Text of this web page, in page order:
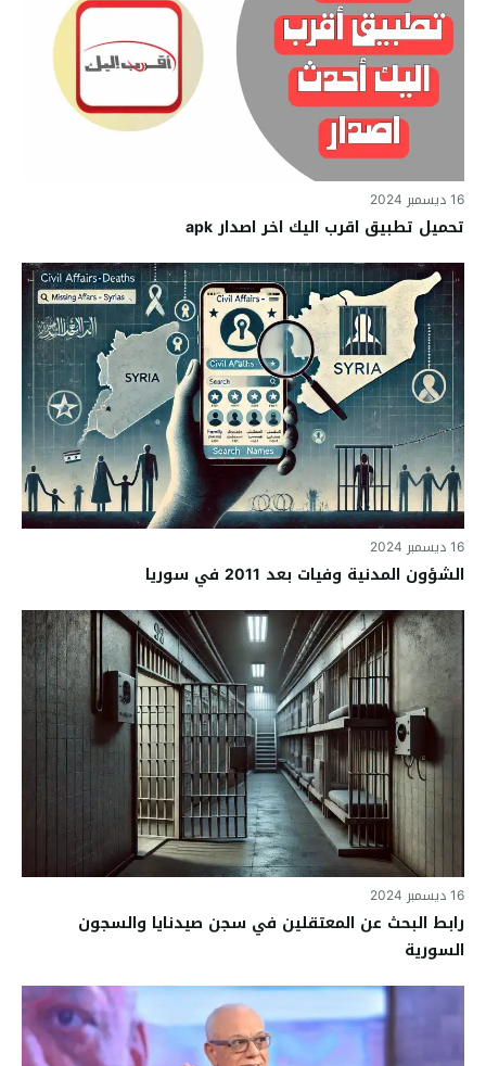
16 ديسمبر 2024
تحميل تطبيق اقرب اليك اخر اصدار apk
16 ديسمبر 2024
الشؤون المدنية وفيات بعد 2011 في سوريا
16 ديسمبر 2024
رابط البحث عن المعتقلين في سجن صيدنايا والسجون
السورية